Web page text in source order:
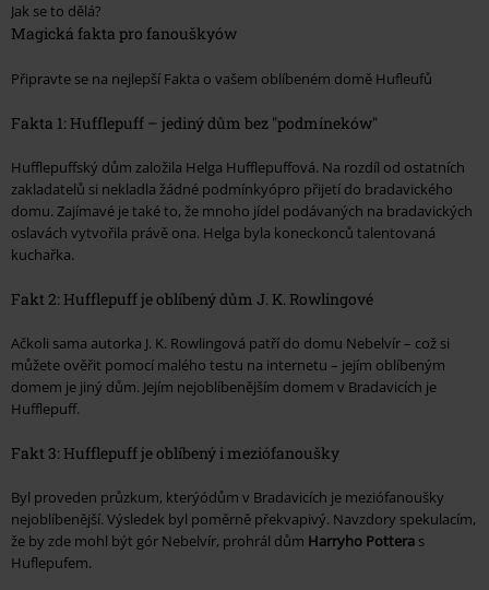
Jak se to dělá?
Magická fakta pro fanouškyów
Připravte se na nejlepší Fakta o vašem oblíbeném domě Hufleufů
Fakta 1: Hufflepuff – jediný dům bez "podmíneków"
Hufflepuffský dům založila Helga Hufflepuffová. Na rozdíl od ostatních
zakladatelů si nekladla žádné podmínkyópro přijetí do bradavického
domu. Zajímavé je také to, že mnoho jídel podávaných na bradavických
oslavách vytvořila právě ona. Helga byla koneckonců talentovaná
kuchařka.
Fakt 2: Hufflepuff je oblíbený dům J. K. Rowlingové
Ačkoli sama autorka J. K. Rowlingová patří do domu Nebelvír – což si
můžete ověřit pomocí malého testu na internetu – jejím oblíbeným
domem je jiný dům. Jejím nejoblíbenějším domem v Bradavicích je
Hufflepuff.
Fakt 3: Hufflepuff je oblíbený i meziófanoušky
Byl proveden průzkum, kterýódům v Bradavicích je meziófanoušky
nejoblíbenější. Výsledek byl poměrně překvapivý. Navzdory spekulacím,
že by zde mohl být gór Nebelvír, prohrál dům Harryho Pottera s
Huflepufem.